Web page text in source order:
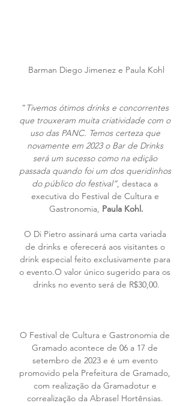
Barman Diego Jimenez e Paula Kohl
“Tivemos ótimos drinks e concorrentes
que trouxeram muita criatividade com o
uso das PANC. Temos certeza que
novamente em 2023 o Bar de Drinks
será um sucesso como na edição
passada quando foi um dos queridinhos
do público do festival”, destaca a
executiva do Festival de Cultura e
Gastronomia, Paula Kohl.
O Di Pietro assinará uma carta variada
de drinks e oferecerá aos visitantes o
drink especial feito exclusivamente para
o evento.O valor único sugerido para os
drinks no evento será de R$30,00.
O Festival de Cultura e Gastronomia de
Gramado acontece de 06 a 17 de
setembro de 2023 e é um evento
promovido pela Prefeitura de Gramado,
com realização da Gramadotur e
correalização da Abrasel Hortênsias.